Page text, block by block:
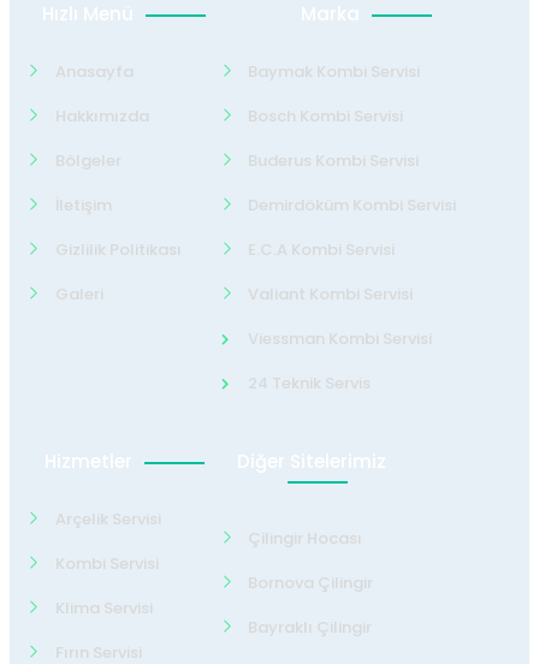
Hızlı Menü
Anasayfa
Hakkımızda
Bölgeler
İletişim
Gizlilik Politikası
Galeri
Marka
Baymak Kombi Servisi
Bosch Kombi Servisi
Buderus Kombi Servisi
Demirdöküm Kombi Servisi
E.C.A Kombi Servisi
Valiant Kombi Servisi
Viessman Kombi Servisi
24 Teknik Servis
Hizmetler
Arçelik Servisi
Kombi Servisi
Klima Servisi
Fırın Servisi
Diğer Sitelerimiz
Çilingir Hocası
Bornova Çilingir
Bayraklı Çilingir